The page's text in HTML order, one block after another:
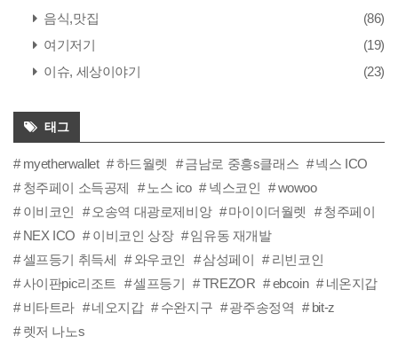
음식,맛집
(86)
여기저기
(19)
이슈, 세상이야기
(23)
태그
myetherwallet 하드월렛 금남로 중흥s클래스
넥스 ICO
청주페이 소득공제
노스 ico 넥스코인
wowoo
이비코인
오송역 대광로제비앙 마이이더월렛
청주페이
NEX ICO
이비코인 상장
임유동 재개발
셀프등기 취득세
와우코인 삼성페이
리빈코인
사이판pic리조트
셀프등기 TREZOR ebcoin
네온지갑
비타트라
네오지갑 수완지구 광주송정역
bit-z
렛저 나노s